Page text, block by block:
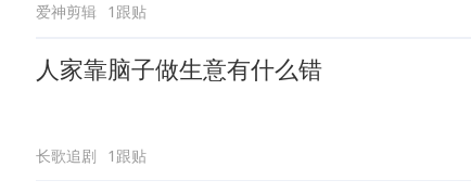
爱神剪辑 1跟贴
人家靠脑子做生意有什么错
长歌追剧 1跟贴